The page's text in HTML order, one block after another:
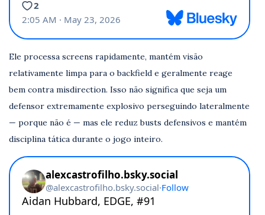
Ele processa screens rapidamente, mantém visão
relativamente limpa para o backfield e geralmente reage
bem contra misdirection. Isso não significa que seja um
defensor extremamente explosivo perseguindo lateralmente
— porque não é — mas ele reduz busts defensivos e mantém
disciplina tática durante o jogo inteiro.